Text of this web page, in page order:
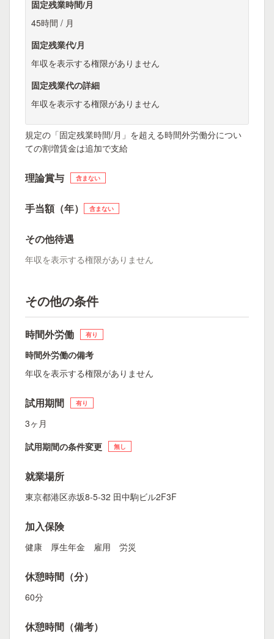
固定残業時間/月
45時間 / 月
固定残業代/月
年収を表示する権限がありません
固定残業代の詳細
年収を表示する権限がありません
規定の「固定残業時間/月」を超える時間外労働分につい
ての割増賃金は追加で支給
理論賞与 含まない
手当額（年） 含まない
その他待遇
年収を表示する権限がありません
その他の条件
時間外労働 有り
時間外労働の備考
年収を表示する権限がありません
試用期間 有り
3ヶ月
試用期間の条件変更
無し
就業場所
東京都港区赤坂8-5-32 田中駒ビル2F3F
加入保険
健康 厚生年金 雇用 労災
休憩時間（分）
60分
休憩時間（備考）